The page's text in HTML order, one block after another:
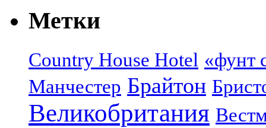
Метки
Country House Hotel «фунт
Манчестер Брайтон
Великобритания